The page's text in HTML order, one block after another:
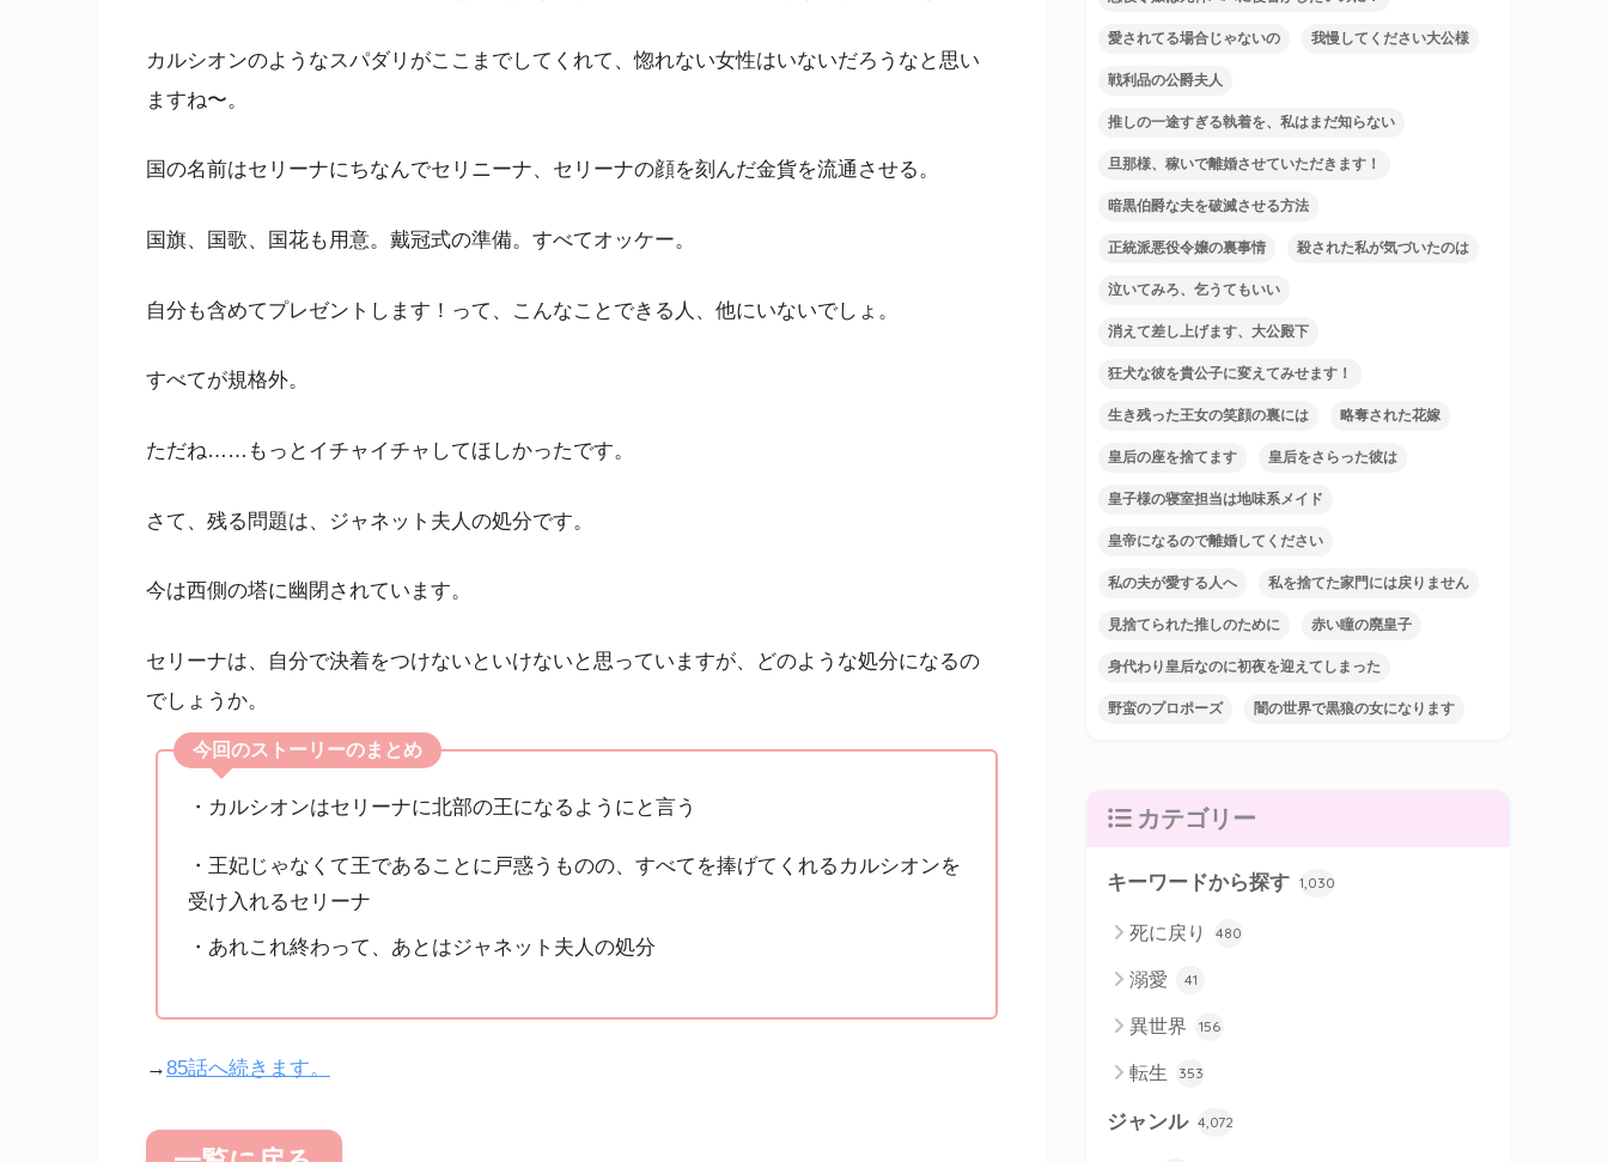
カルシオンのようなスパダリがここまでしてくれて、惚れない女性はいないだろうなと思い
ますね〜。
国の名前はセリーナにちなんでセリニーナ、セリーナの顔を刻んだ金貨を流通させる。
国旗、国歌、国花も用意。戴冠式の準備。すべてオッケー。
自分も含めてプレゼントします！って、こんなことできる人、他にいないでしょ。
すべてが規格外。
ただね……もっとイチャイチャしてほしかったです。
さて、残る問題は、ジャネット夫人の処分です。
今は西側の塔に幽閉されています。
セリーナは、自分で決着をつけないといけないと思っていますが、どのような処分になるの
でしょうか。
今回のストーリーのまとめ
・カルシオンはセリーナに北部の王になるようにと言う
・王妃じゃなくて王であることに戸惑うものの、すべてを捧げてくれるカルシオンを
受け入れるセリーナ
・あれこれ終わって、あとはジャネット夫人の処分
→85話へ続きます。
愛されてる場合じゃないの 我慢してください大公様
戦利品の公爵夫人
推しの一途すぎる執着を、私はまだ知らない
旦那様、稼いで離婚させていただきます！
暗黒伯爵な夫を破滅させる方法
正統派悪役令嬢の裏事情 殺された私が気づいたのは
泣いてみろ、乞うてもいい
消えて差し上げます、大公殿下
狂犬な彼を貴公子に変えてみせます！
生き残った王女の笑顔の裏には 略奪された花嫁
皇后の座を捨てます 皇后をさらった彼は
皇子様の寝室担当は地味系メイド
皇帝になるので離婚してください
私の夫が愛する人へ 私を捨てた家門には戻りません
見捨てられた推しのために 赤い瞳の廃皇子
身代わり皇后なのに初夜を迎えてしまった
野蛮のプロポーズ 闇の世界で黒狼の女になります
カテゴリー
キーワードから探す 1,030
死に戻り 480
溺愛 41
異世界 156
転生 353
ジャンル 4,072